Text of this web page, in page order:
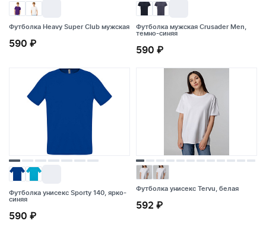
Футболка Heavy Super Club мужская
590 ₽
Футболка мужская Crusader Men,
темно-синяя
590 ₽
Футболка унисекс Sporty 140, ярко-
синяя
590 ₽
Футболка унисекс Sporty 140, ярко-
Футболка унисекс Tervu, белая
592 ₽
Футболка унисекс Tervu, белая
592 ₽